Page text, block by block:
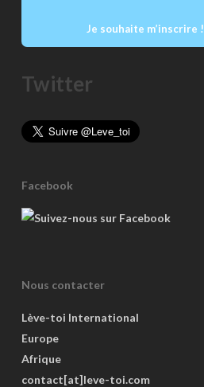
Je souhaite m’inscrire !
Twitter
Facebook
Nous contacter
Lève-toi International
Europe
Afrique
contact[at]leve-toi.com